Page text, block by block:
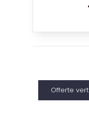
Offerte